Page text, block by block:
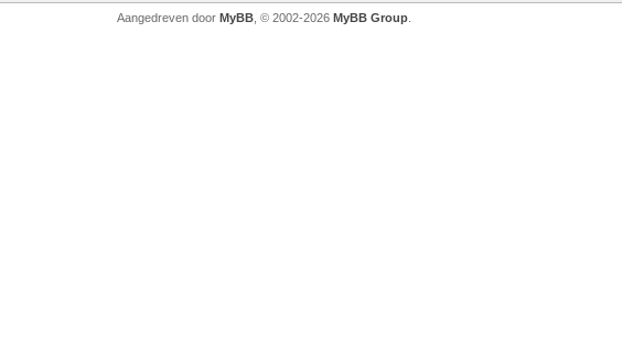
Aangedreven door MyBB, © 2002-2026 MyBB Group.